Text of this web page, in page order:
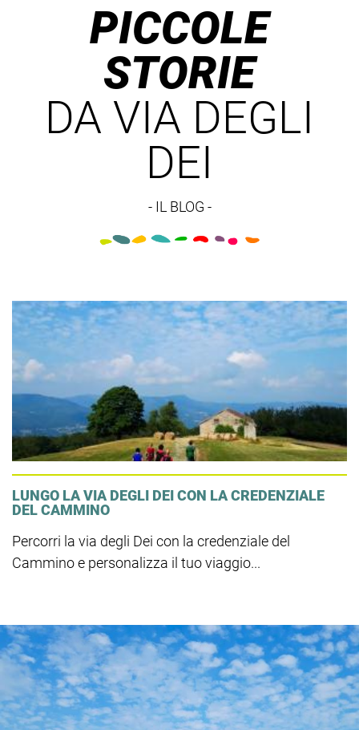
PICCOLE
STORIE
DA VIA DEGLI
DEI
- IL BLOG -
LUNGO LA VIA DEGLI DEI CON LA CREDENZIALE
DEL CAMMINO
Percorri la via degli Dei con la credenziale del
Cammino e personalizza il tuo viaggio...